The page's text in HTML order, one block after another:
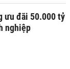
ưu đãi 50.000 tỷ
nghiệp